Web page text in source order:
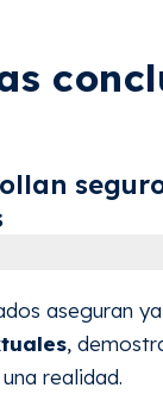
aseguran ya
,
realidad.